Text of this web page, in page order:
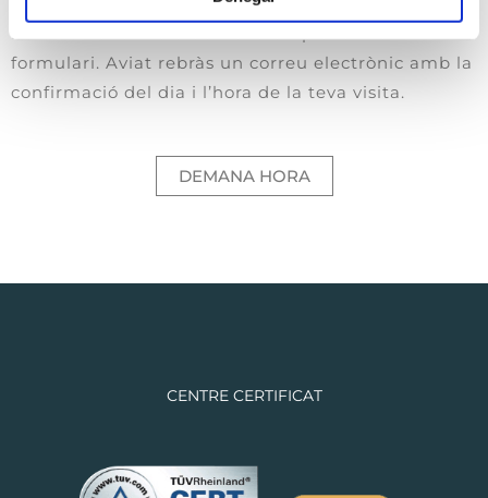
Pots demanar hora de visita emplenant un
formulari. Aviat rebràs un correu electrònic amb la
confirmació del dia i l’hora de la teva visita.
DEMANA HORA
CENTRE CERTIFICAT